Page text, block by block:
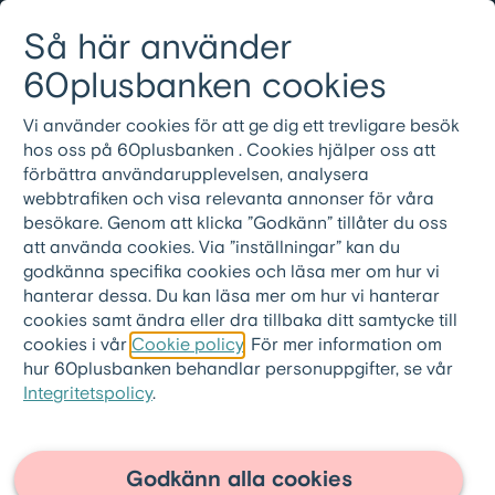
Så här använder
60plusbanken cookies
Vi använder cookies för att ge dig ett trevligare besök
hos oss på 60plusbanken . Cookies hjälper oss att
förbättra användarupplevelsen, analysera
webbtrafiken och visa relevanta annonser för våra
besökare. Genom att klicka ”Godkänn” tillåter du oss
att använda cookies. Via ”inställningar” kan du
godkänna specifika cookies och läsa mer om hur vi
hanterar dessa. Du kan läsa mer om hur vi hanterar
cookies samt ändra eller dra tillbaka ditt samtycke till
cookies i vår Cookie policy . För mer information om
hur 60plusbanken behandlar personuppgifter, se vår
Integritetspolicy.
Godkänn alla cookies
Meny
08-501 01 200
60plusbanken.se > Ordlista
Ränteskillnadsersätt
ning
Ränteskillnadsersättning är den kostnad en
låntagare måste betala till banken i
samband med att man löser ett bundet lån i
förtid.
När en låntagare tecknar ett lån med
bunden ränta, lånar banken i sin tur